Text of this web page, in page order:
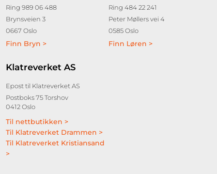
Ring 989 06 488
Brynsveien 3
0667 Oslo
Finn Bryn >
Ring 484 22 241
Peter Møllers vei 4
0585 Oslo
Finn Løren >
Klatreverket AS
Epost til Klatreverket AS
Postboks 75 Torshov
0412 Oslo
Til nettbutikken >
Til Klatreverket Drammen >
Til Klatreverket Kristiansand
>